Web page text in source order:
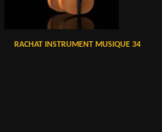
RACHAT INSTRUMENT MUSIQUE 34